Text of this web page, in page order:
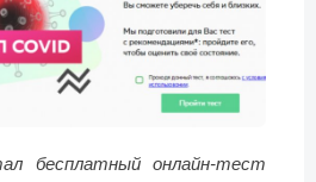
бесплатный онлайн-тест